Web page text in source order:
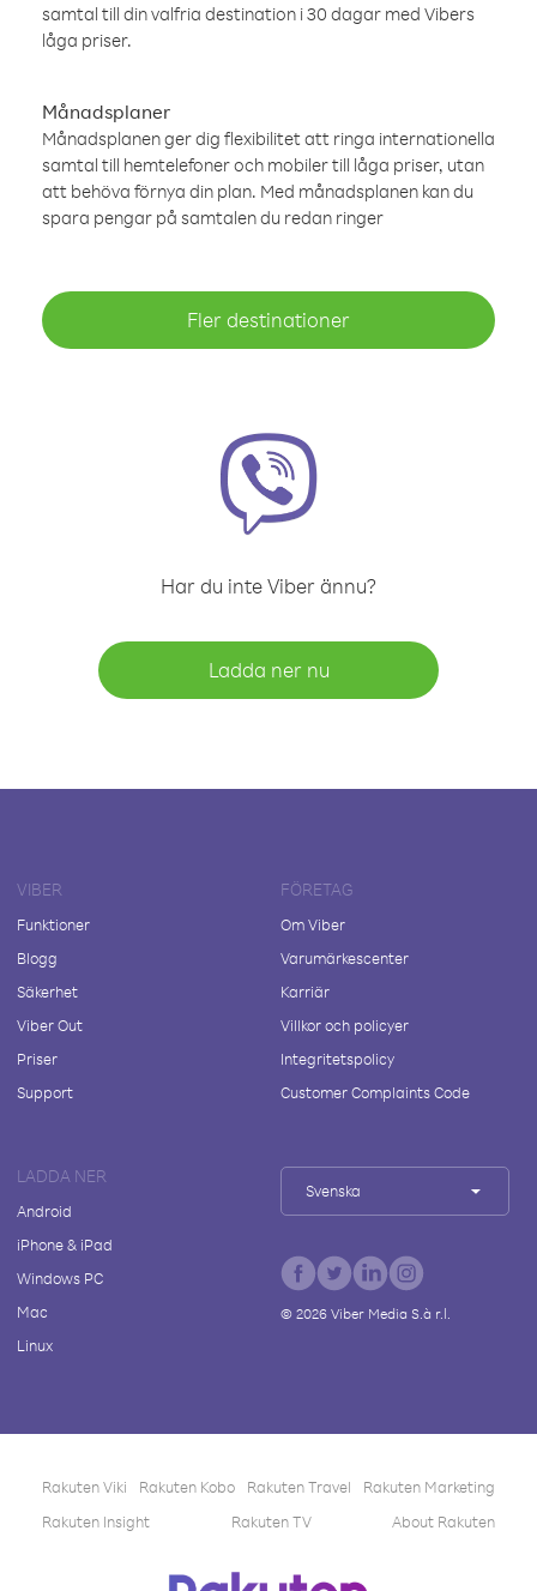
samtal till din valfria destination i 30 dagar med Vibers
låga priser.
Månadsplaner
Månadsplanen ger dig flexibilitet att ringa internationella
samtal till hemtelefoner och mobiler till låga priser, utan
att behöva förnya din plan. Med månadsplanen kan du
spara pengar på samtalen du redan ringer
Fler destinationer
Har du inte Viber ännu?
Ladda ner nu
VIBER
Funktioner
Blogg
Säkerhet
Viber Out
Priser
Support
FÖRETAG
Om Viber
Varumärkescenter
Karriär
Villkor och policyer
Integritetspolicy
Customer Complaints Code
LADDA NER
Android
iPhone & iPad
Windows PC
Mac
Linux
Svenska
© 2026Viber Media S.à r.l.
Rakuten Viki Rakuten Kobo Rakuten Travel
Rakuten Marketing
Rakuten Insight
Rakuten TV About Rakuten